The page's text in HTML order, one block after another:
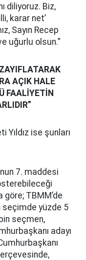
diliyoruz. Biz,
karar net’
Sayın Recep
uğurlu olsun.”
AÇIK HALE
FAALİYETİN
Yıldız ise şunları
7. maddesi
TBMM’de
seçimde yüzde 5
seçmen,
adayı